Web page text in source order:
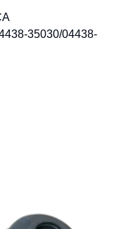
35030/04438-